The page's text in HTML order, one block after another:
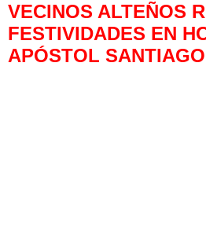
VECINOS ALTEÑOS
FESTIVIDADES EN
APÓSTOL SANTIAGO